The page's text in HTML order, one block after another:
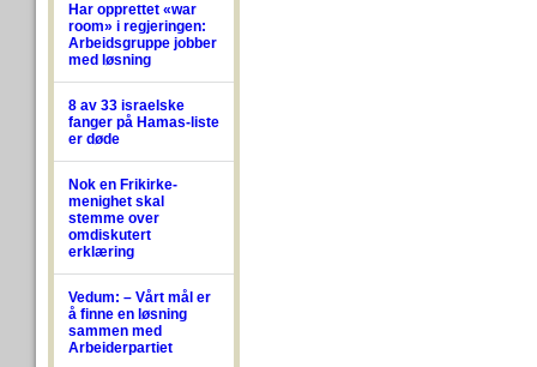
Har opprettet «war
room» i regjeringen:
Arbeidsgruppe jobber
med løsning
8 av 33 israelske
fanger på Hamas-liste
er døde
Nok en Frikirke-
menighet skal
stemme over
omdiskutert
erklæring
Vedum: – Vårt mål er
å finne en løsning
sammen med
Arbeiderpartiet